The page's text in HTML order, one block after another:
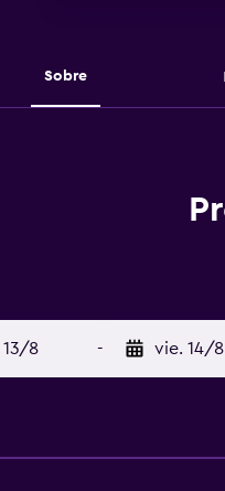
Sobre
13/8 - vie. 14/8